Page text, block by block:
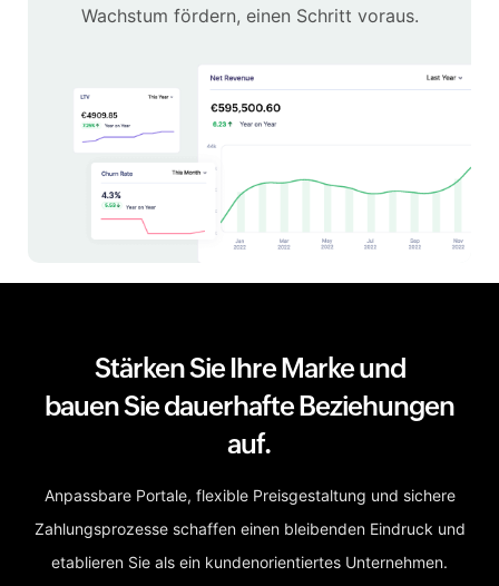
Wachstum fördern, einen Schritt voraus.
Stärken Sie Ihre Marke und
bauen Sie dauerhafte Beziehungen
auf.
Anpassbare Portale, flexible Preisgestaltung und sichere
Zahlungsprozesse schaffen einen bleibenden Eindruck und
etablieren Sie als ein kundenorientiertes Unternehmen.